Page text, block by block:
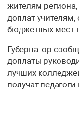
жителям
доплат учителям,
бюджетных мест
Губернатор
доплаты
лучших
получат